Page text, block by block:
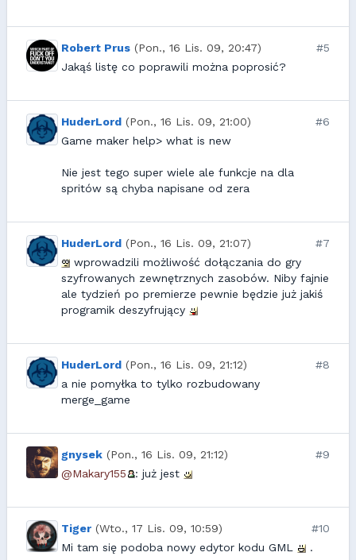
Robert Prus (Pon., 16 Lis. 09, 20:47)
#5
Jakąś listę co poprawili można poprosić?
HuderLord (Pon., 16 Lis. 09, 21:00)
#6
Game maker help> what is new
Nie jest tego super wiele ale funkcje na dla
spritów są chyba napisane od zera
HuderLord (Pon., 16 Lis. 09, 21:07)
#7
wprowadzili możliwość dołączania do gry
szyfrowanych zewnętrznych zasobów. Niby fajnie
ale tydzień po premierze pewnie będzie już jakiś
programik deszyfrujący
HuderLord (Pon., 16 Lis. 09, 21:12)
#8
a nie pomyłka to tylko rozbudowany
merge_game
gnysek (Pon., 16 Lis. 09, 21:12)
#9
@Makary155
: już jest
Tiger (Wto., 17 Lis. 09, 10:59)
#10
Mi tam się podoba nowy edytor kodu GML
.